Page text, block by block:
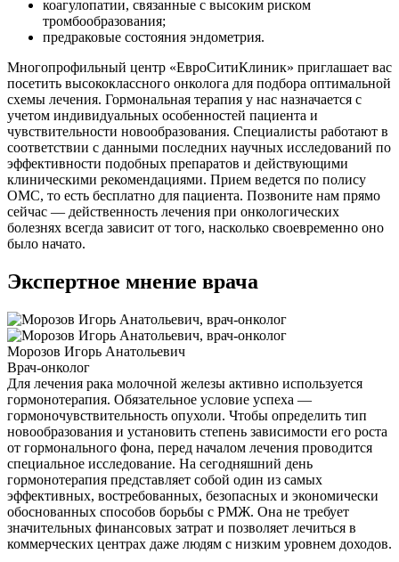
коагулопатии, связанные с высоким риском
тромбообразования;
предраковые состояния эндометрия.
Многопрофильный центр «ЕвроСитиКлиник» приглашает вас
посетить высококлассного онколога для подбора оптимальной
схемы лечения. Гормональная терапия у нас назначается с
учетом индивидуальных особенностей пациента и
чувствительности новообразования. Специалисты работают в
соответствии с данными последних научных исследований по
эффективности подобных препаратов и действующими
клиническими рекомендациями. Прием ведется по полису
ОМС, то есть бесплатно для пациента. Позвоните нам прямо
сейчас — действенность лечения при онкологических
болезнях всегда зависит от того, насколько своевременно оно
было начато.
Экспертное мнение врача
Морозов Игорь Анатольевич
Врач-онколог
Для лечения рака молочной железы активно используется
гормонотерапия. Обязательное условие успеха —
гормоночувствительность опухоли. Чтобы определить тип
новообразования и установить степень зависимости его роста
от гормонального фона, перед началом лечения проводится
специальное исследование. На сегодняшний день
гормонотерапия представляет собой один из самых
эффективных, востребованных, безопасных и экономически
обоснованных способов борьбы с РМЖ. Она не требует
значительных финансовых затрат и позволяет лечиться в
коммерческих центрах даже людям с низким уровнем доходов.